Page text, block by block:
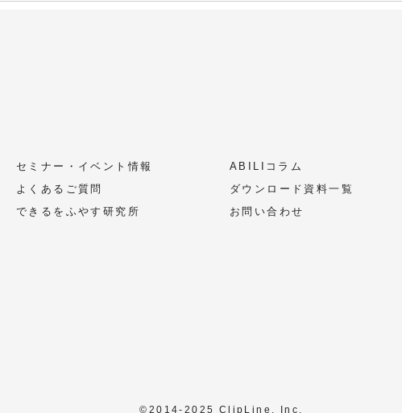
セミナー・イベント情報
よくあるご質問
できるをふやす研究所
ABILIコラム
ダウンロード資料一覧
お問い合わせ
©2014-2025 ClipLine, Inc.